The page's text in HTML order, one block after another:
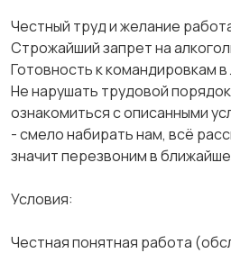
Честный труд и желание
Строжайший запрет на
Готовность к командировкам
Не нарушать трудовой
ознакомиться с описанными
- смело набирать нам, всё
значит перезвоним в
Условия:
Честная понятная работа